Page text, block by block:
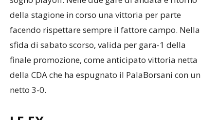
sogno playoff. Nelle due gare di andata e ritorno
della stagione in corso una vittoria per parte
facendo rispettare sempre il fattore campo. Nella
sfida di sabato scorso, valida per gara-1 della
finale promozione, come anticipato vittoria netta
della CDA che ha espugnato il PalaBorsani con un